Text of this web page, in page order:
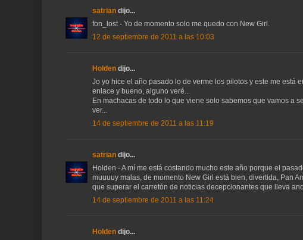
satrian dijo...
fon_lost - Yo de momento solo me quedo con New Girl.
12 de septiembre de 2011 a las 10:03
Holden dijo...
Jo yo hice el año pasado lo de verme los pilotos y este me está
enlace y bueno, alguno veré...
En machacas de todo lo que viene solo sabemos que vamos a
ver...
14 de septiembre de 2011 a las 11:19
satrian dijo...
Holden - A mí me está costando mucho este año porque el
muuuuy malas, de momento New Girl está bien, divertida, Pan
que superar el carretón de noticias decepcionantes que lleva
14 de septiembre de 2011 a las 11:24
Holden dijo...